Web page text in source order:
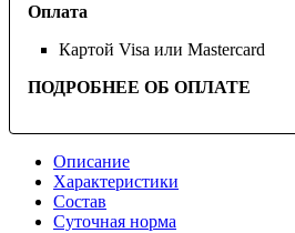
Оплата
Картой Visa или Mastercard
ПОДРОБНЕЕ ОБ ОПЛАТЕ
Описание
Характеристики
Состав
Суточная норма